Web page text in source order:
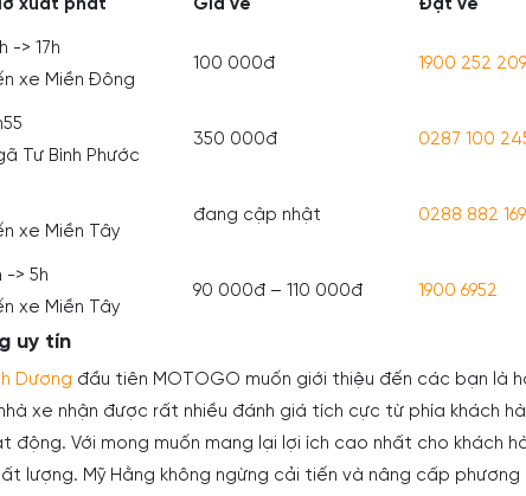
xuất phát Giá vé Đặt vé
-> 17h
xe Miền Đông
100 000đ 1900 252 209
Tư Bình Phước
350 000đ 0287 100
xe Miền Tây
đang cập nhật 0288 882
-> 5h
xe Miền Tây
90 000đ – 110 000đ 1900 6952
uy tín
Dương đầu tiên MOTOGO muốn giới thiệu đến các bạn là
xe nhận được rất nhiều đánh giá tích cực từ phía khách
động. Với mong muốn mang lại lợi ích cao nhất cho khách
lượng. Mỹ Hằng không ngừng cải tiến và nâng cấp phương